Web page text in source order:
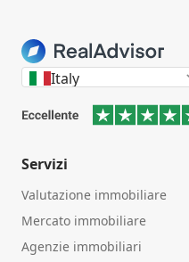
Italy
Servizi
Valutazione immobiliare
Mercato immobiliare
Agenzie immobiliari